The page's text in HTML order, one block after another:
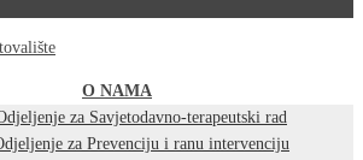
O NAMA
za Savjetodavno-terapeutski rad
za Prevenciju i ranu intervenciju